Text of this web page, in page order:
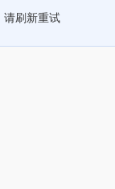
请刷新重试